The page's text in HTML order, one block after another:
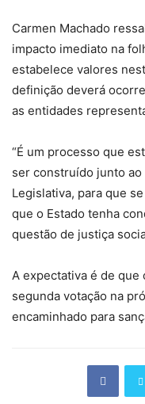
Carmen Machado
impacto imediato na
estabelece valores
definição deverá
as entidades
“É um processo que
ser construído junto
Legislativa, para que
que o Estado tenha
questão de justiça
A expectativa é de
segunda votação na
encaminhado para